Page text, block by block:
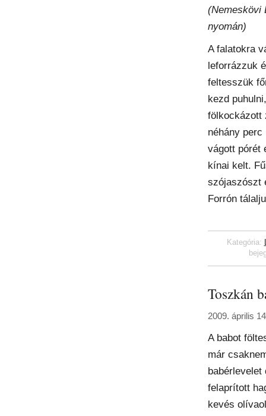
(Nemeskövi
nyomán)
A falatokra
leforrázzuk
feltesszük
kezd
fölkockázott
néhány
vágott pórét
kínai kelt.
szójaszószt
Forrón
Kategória:
Toszkán
2009. április
A babot
már
babérlevelet
felaprított
kevés